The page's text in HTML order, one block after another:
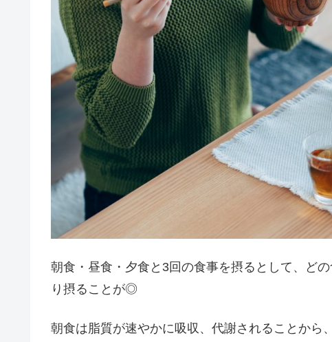
朝食・昼食・夕食と3回の食事を摂るとして、ど
り摂ることが◎
朝食は脂質が速やかに吸収、代謝されることから